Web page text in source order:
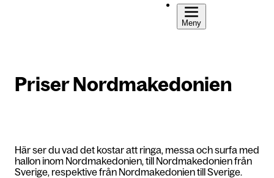
Meny
Priser Nordmakedonien
Här ser du vad det kostar att ringa, messa och surfa med
hallon inom Nordmakedonien, till Nordmakedonien från
Sverige, respektive från Nordmakedonien till Sverige.